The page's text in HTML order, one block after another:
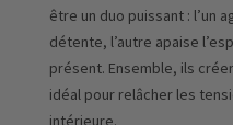
être un duo puissant : l’un
détente, l’autre apaise
présent. Ensemble, ils
idéal pour relâcher les
intérieure.